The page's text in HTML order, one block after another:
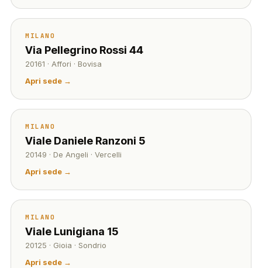
MILANO
Via Pellegrino Rossi 44
20161 · Affori · Bovisa
Apri sede →
MILANO
Viale Daniele Ranzoni 5
20149 · De Angeli · Vercelli
Apri sede →
MILANO
Viale Lunigiana 15
20125 · Gioia · Sondrio
Apri sede →